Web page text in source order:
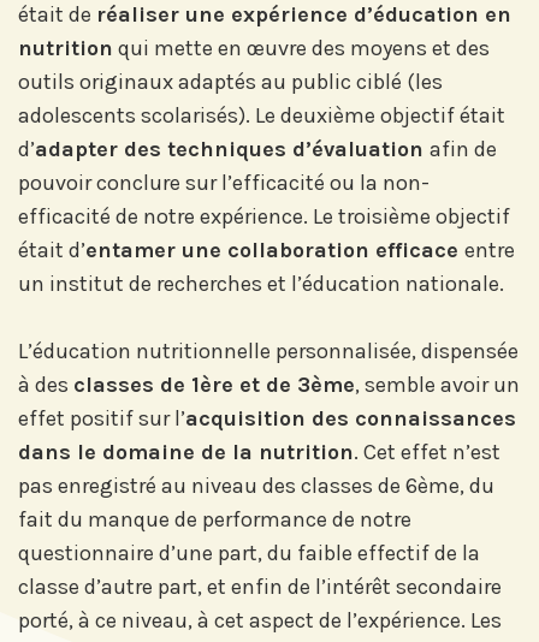
était de réaliser une expérience d’éducation en
nutrition qui mette en œuvre des moyens et des
outils originaux adaptés au public ciblé (les
adolescents scolarisés). Le deuxième objectif était
d’adapter des techniques d’évaluation afin de
pouvoir conclure sur l’efficacité ou la non-
efficacité de notre expérience. Le troisième objectif
était d’entamer une collaboration efficace entre
un institut de recherches et l’éducation nationale.
L’éducation nutritionnelle personnalisée, dispensée
à des classes de 1ère et de 3ème, semble avoir un
effet positif sur l’acquisition des connaissances
dans le domaine de la nutrition. Cet effet n’est
pas enregistré au niveau des classes de 6ème, du
fait du manque de performance de notre
questionnaire d’une part, du faible effectif de la
classe d’autre part, et enfin de l’intérêt secondaire
porté, à ce niveau, à cet aspect de l’expérience. Les